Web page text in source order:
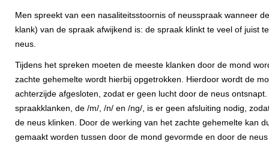
Men spreekt van een nasaliteitsstoornis of neusspraak wanneer
klank) van de spraak afwijkend is: de spraak klinkt te veel of juist
neus.
Tijdens het spreken moeten de meeste klanken door de mond
zachte gehemelte wordt hierbij opgetrokken. Hierdoor wordt de
achterzijde afgesloten, zodat er geen lucht door de neus
spraakklanken, de /m/, /n/ en /ng/, is er geen afsluiting nodig,
de neus klinken. Door de werking van het zachte gehemelte kan
gemaakt worden tussen door de mond gevormde en door de